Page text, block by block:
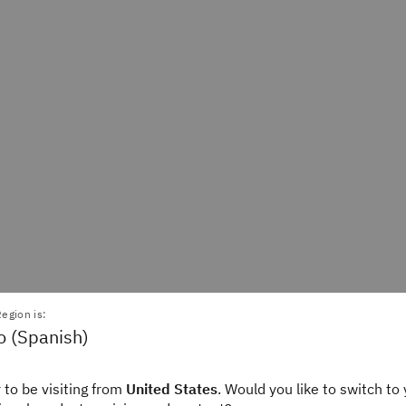
is:
(Spanish)
to be visiting from United States. Would you like to switch to